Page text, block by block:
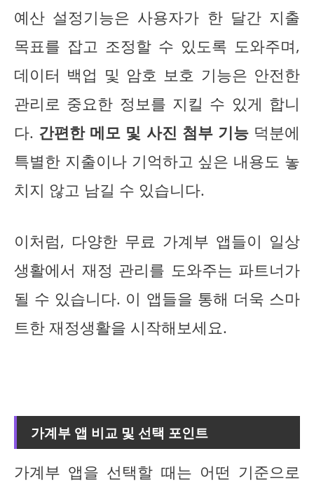
예산 설정기능은 사용자가 한 달간 지출
목표를 잡고 조정할 수 있도록 도와주며,
데이터 백업 및 암호 보호 기능은 안전한
관리로 중요한 정보를 지킬 수 있게 합니
다. 간편한 메모 및 사진 첨부 기능덕분에
특별한 지출이나 기억하고 싶은 내용도 놓
치지 않고 남길 수 있습니다.
이처럼, 다양한 무료 가계부 앱들이 일상
생활에서 재정 관리를 도와주는 파트너가
될 수 있습니다. 이 앱들을 통해 더욱 스마
트한 재정생활을 시작해보세요.
가계부 앱 비교 및 선택 포인트
가계부 앱을 선택할 때는 어떤 기준으로